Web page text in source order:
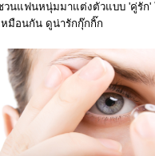
วนแฟนหนุ่มมาแต่งตัวแบบ 'คู่รัก'
หมือนกัน ดูน่ารักกุ๊กกิ๊ก